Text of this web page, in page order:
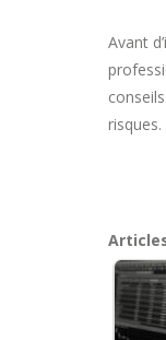
Avant
risques.